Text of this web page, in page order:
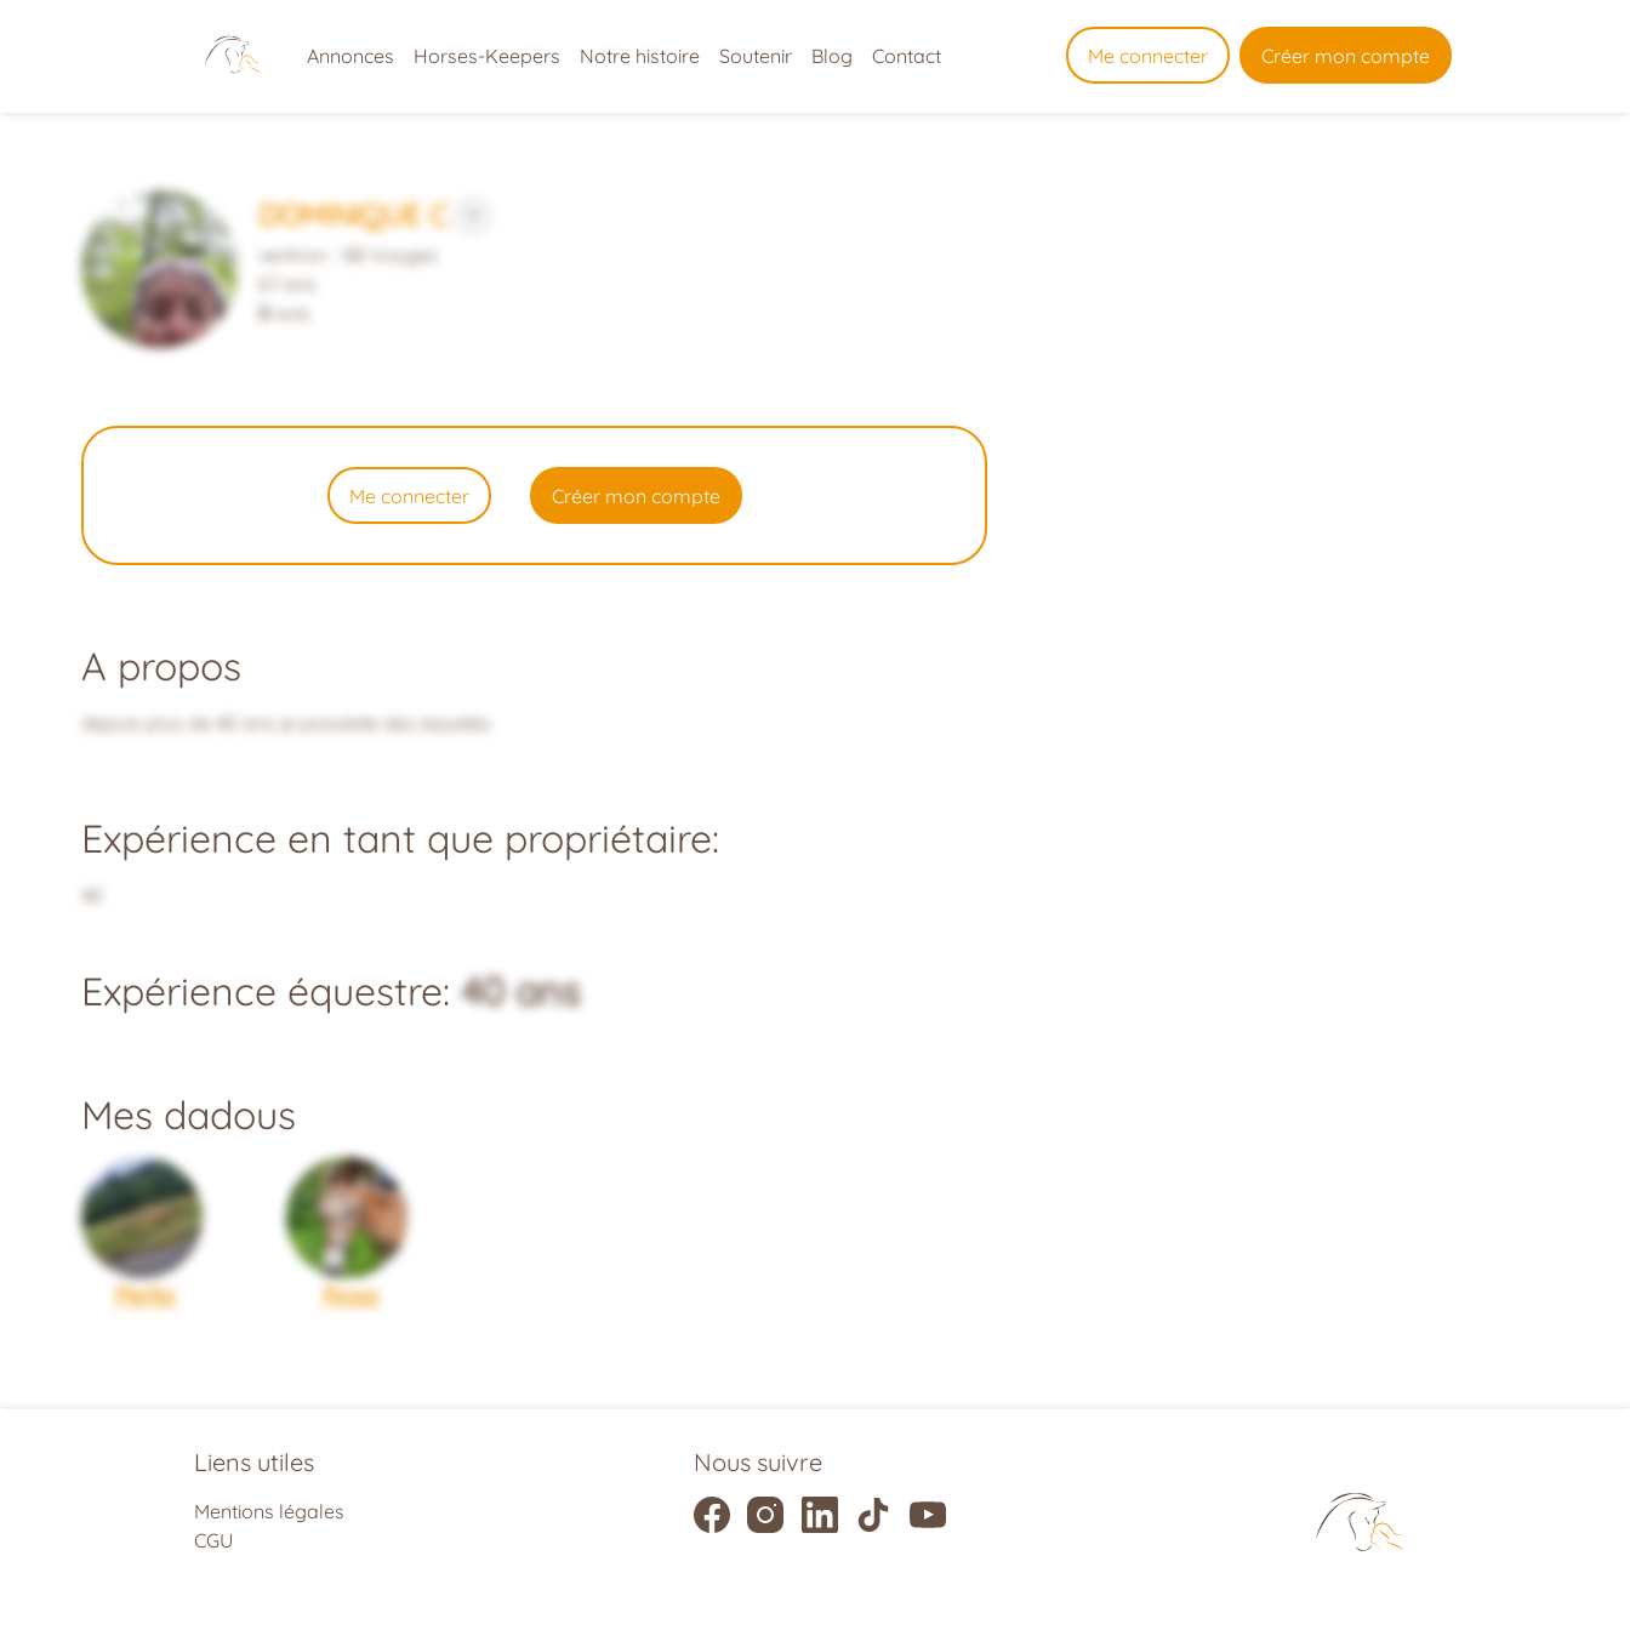
Annonces Horses-Keepers Notre histoire Soutenir Blog Contact Me connecter Créer mon compte
DOMINIQUE C
ventron - 88 Vosges
67 ans
0 avis
Me connecter Créer mon compte
A propos
depuis plus de 40 ans je possède des équidés
Expérience en tant que propriétaire:
Expérience équestre:40 ans
Mes dadous
Perlia Rosa
Liens utiles
Mentions légales
CGU
Nous suivre